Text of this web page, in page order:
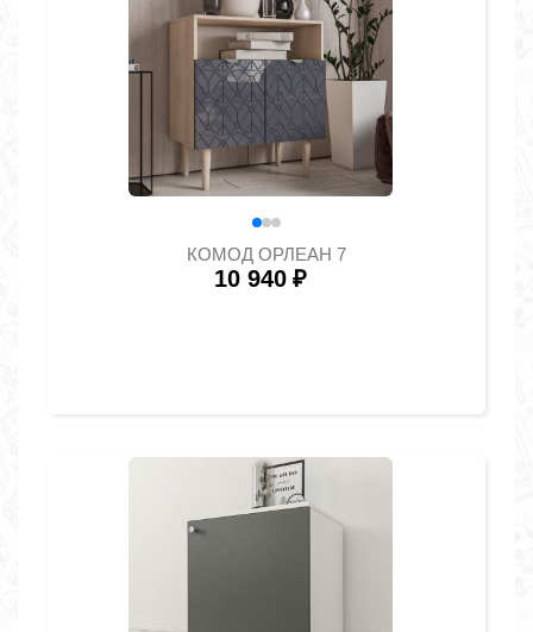
КОМОД ОРЛЕАН 7
10 940 ₽